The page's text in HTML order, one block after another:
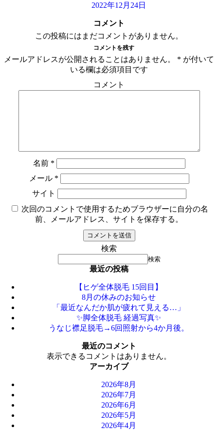
2022年12月24日
コメント
この投稿にはまだコメントがありません。
コメントを残す
メールアドレスが公開されることはありません。 * が付いて
いる欄は必須項目です
コメント
名前 *
メール *
サイト
次回のコメントで使用するためブラウザーに自分の名
前、メールアドレス、サイトを保存する。
検索
検索
最近の投稿
【ヒゲ全体脱毛 15回目】
8月の休みのお知らせ
「最近なんだか肌が疲れて見える…」
✨脚全体脱毛 経過写真✨
うなじ襟足脱毛→6回照射から4か月後。
最近のコメント
表示できるコメントはありません。
アーカイブ
2026年8月
2026年7月
2026年6月
2026年5月
2026年4月